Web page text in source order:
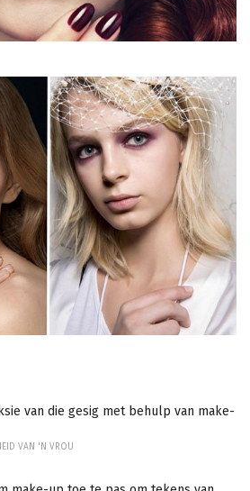
van die gesig met behulp van make-
VAN 'N VROU